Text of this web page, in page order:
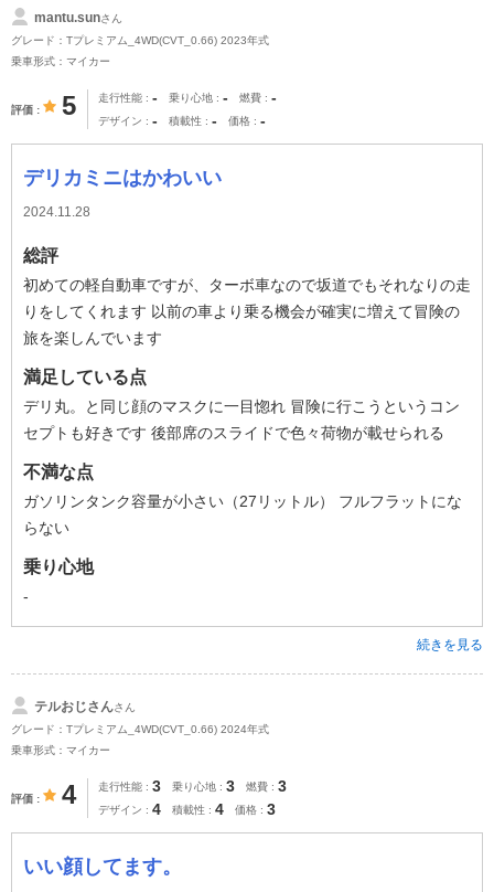
mantu.sunさん
グレード：Tプレミアム_4WD(CVT_0.66) 2023年式
乗車形式：マイカー
評価 5 走行性能 - 乗り心地 - 燃費 -
デザイン - 積載性 - 価格 -
デリカミニはかわいい
2024.11.28
総評
初めての軽自動車ですが、ターボ車なので坂道でもそれなりの走
りをしてくれます 以前の車より乗る機会が確実に増えて冒険の
旅を楽しんでいます
満足している点
デリ丸。と同じ顔のマスクに一目惚れ 冒険に行こうというコン
セプトも好きです 後部席のスライドで色々荷物が載せられる
不満な点
ガソリンタンク容量が小さい（27リットル） フルフラットにな
らない
乗り心地
-
続きを見る
テルおじさんさん
グレード：Tプレミアム_4WD(CVT_0.66) 2024年式
乗車形式：マイカー
評価 4 走行性能 3 乗り心地 3 燃費 3
デザイン 4 積載性 4 価格 3
いい顔してます。